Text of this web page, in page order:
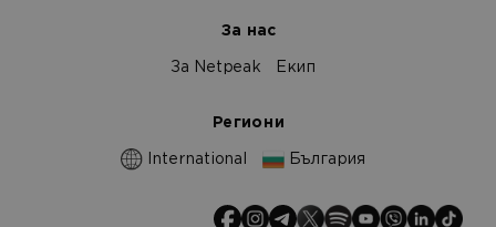
За нас
За Netpeak Екип
Региони
International България